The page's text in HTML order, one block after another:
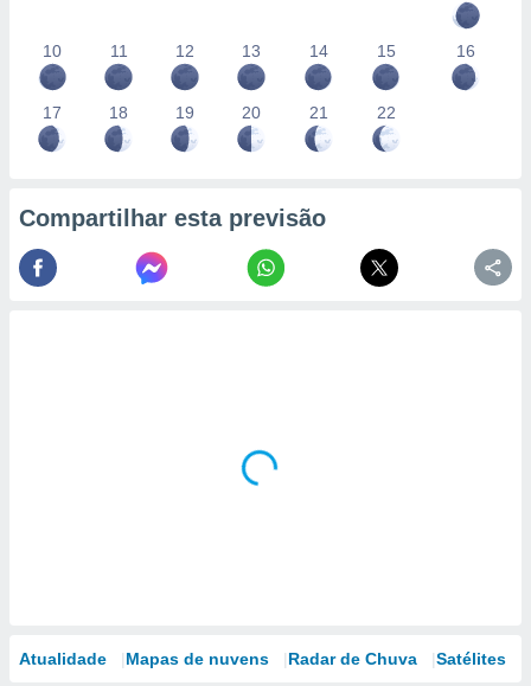
10 11 12 13 14 15 16
17 18 19 20 21 22
Compartilhar esta previsão
Atualidade Mapas de nuvens Radar de Chuva Satélites